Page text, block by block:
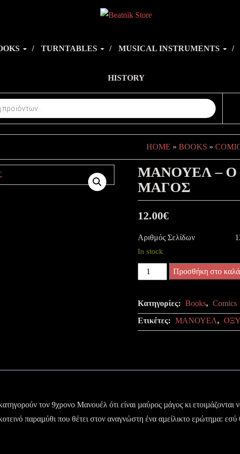
TURNTABLES MUSICAL INSTRUMENTS
HISTORY
HOME » BOOKS »
ΜΑΝΟΥΕΛ –
ΜΑΓΟΣ
12.00€
Αριθμός Σελίδων
In stock
ΜΑΝΟΥΕΛ
ΜΙΚΡΟΣ
ΜΑΥΡΟΣ
Προσθήκη στο
Κατηγορίες: Books, Comics
Ετικέτες: ΜΑΝΟΥΕΛ, ΟΞΥ
τον 9χρονο Μανουέλ ότι είναι µαύρος µάγος κι
παραµύθι που θέτει στον αναγνώστη ένα αµείλικτο ερώτηµα: εσύ